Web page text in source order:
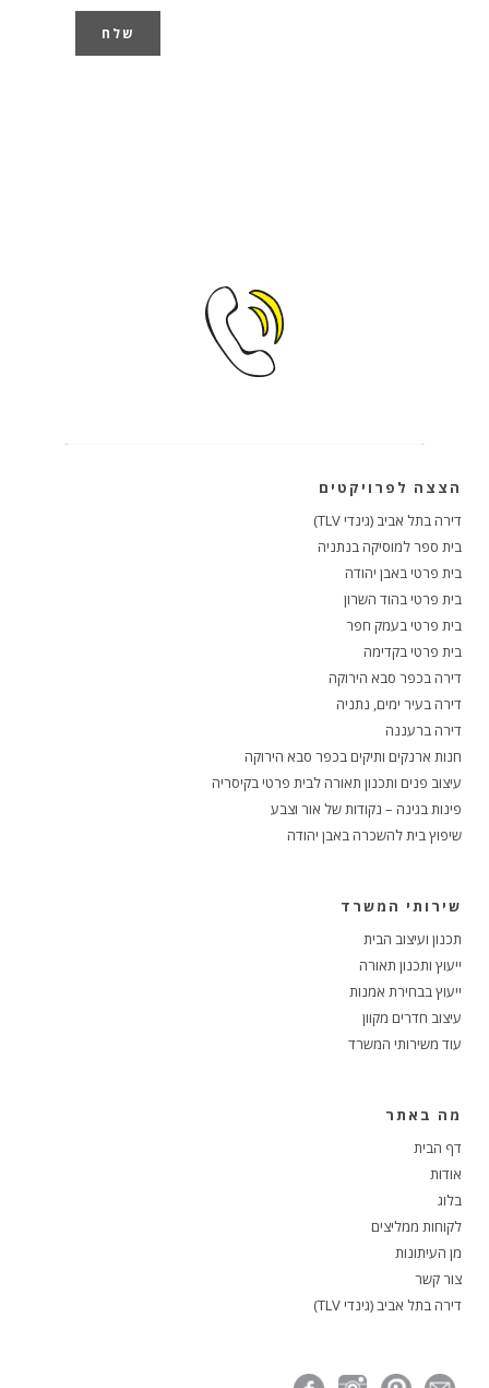
הצצה לפרויקטים
דירה בתל אביב (גינדי TLV)
בית ספר למוסיקה בנתניה
בית פרטי באבן יהודה
בית פרטי בהוד השרון
בית פרטי בעמק חפר
בית פרטי בקדימה
דירה בכפר סבא הירוקה
דירה בעיר ימים, נתניה
דירה ברעננה
חנות ארנקים ותיקים בכפר סבא הירוקה
עיצוב פנים ותכנון תאורה לבית פרטי בקיסריה
פינות בגינה – נקודות של אור וצבע
שיפוץ בית להשכרה באבן יהודה
שירותי המשרד
תכנון ועיצוב הבית
ייעוץ ותכנון תאורה
ייעוץ בבחירת אמנות
עיצוב חדרים מקוון
עוד משירותי המשרד
מה באתר
דף הבית
אודות
בלוג
לקוחות ממליצים
מן העיתונות
צור קשר
דירה בתל אביב (גינדי TLV)